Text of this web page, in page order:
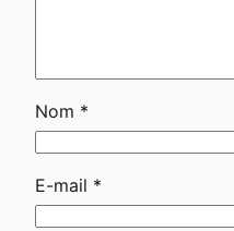
Nom *
E-mail *